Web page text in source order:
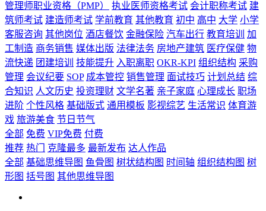
管理师职业资格（PMP）
执业医师资格考试 会计职称考试 建
筑师考试 建造师考试 学前教育 其他教育 初中 高中 大学 小学
客服咨询 其他岗位 酒店餐饮 金融保险 汽车出行 教育培训
加
工制造 商务销售 媒体出版 法律法务 房地产建筑 医疗保健 物
流快递 团建培训 技能提升 入职离职 OKR-KPI 组织结构 采购
管理 会议纪要 SOP 成本管控 销售管理 面试技巧 计划总结 综
合知识 人文历史 投资理财 文学名著 亲子家庭 心理成长 职场
进阶 个性风格 基础版式 通用模板 影视综艺 生活常识 体育游
戏 旅游美食 节日节气
全部 免费 VIP免费 付费
推荐 热门 克隆最多 最新发布 达人作品
全部 基础思维导图 鱼骨图 树状结构图 时间轴 组织结构图 树
形图 括号图 其他思维导图